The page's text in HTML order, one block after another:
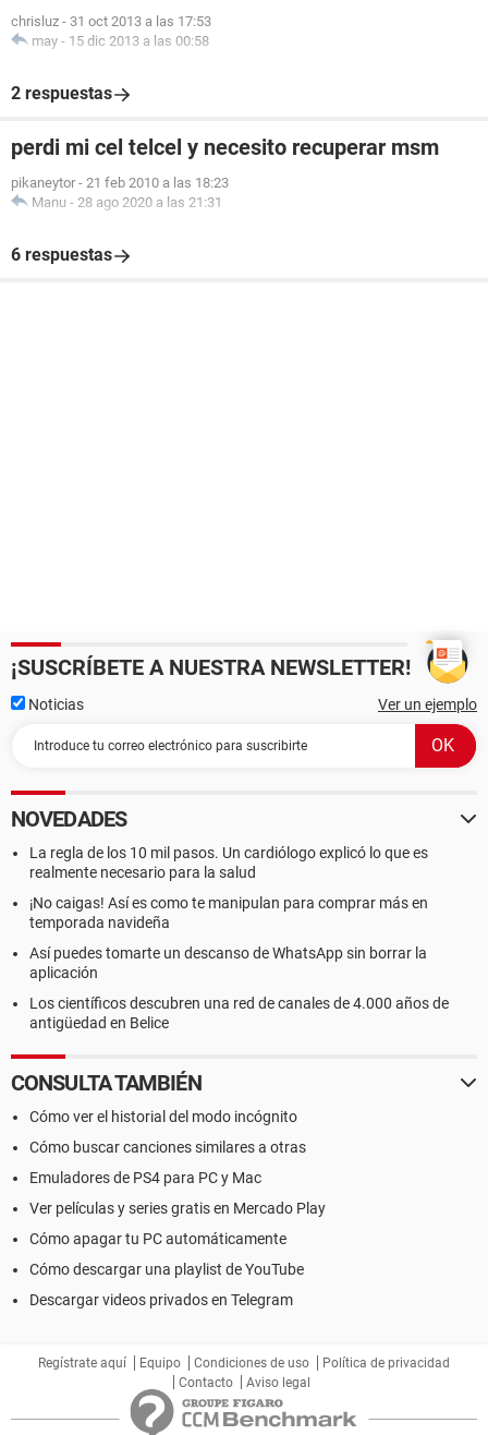
chrisluz - 31 oct 2013 a las 17:53
may - 15 dic 2013 a las 00:58
2 respuestas
perdi mi cel telcel y necesito recuperar msm
pikaneytor - 21 feb 2010 a las 18:23
Manu - 28 ago 2020 a las 21:31
6 respuestas
¡SUSCRÍBETE A NUESTRA NEWSLETTER!
Noticias Ver un ejemplo
NOVEDADES
La regla de los 10 mil pasos. Un cardiólogo explicó lo que es
realmente necesario para la salud
¡No caigas! Así es como te manipulan para comprar más en
temporada navideña
Así puedes tomarte un descanso de WhatsApp sin borrar la
aplicación
Los científicos descubren una red de canales de 4.000 años de
antigüedad en Belice
CONSULTA TAMBIÉN
Cómo ver el historial del modo incógnito
Cómo buscar canciones similares a otras
Emuladores de PS4 para PC y Mac
Ver películas y series gratis en Mercado Play
Cómo apagar tu PC automáticamente
Cómo descargar una playlist de YouTube
Descargar videos privados en Telegram
Regístrate aquí Equipo Condiciones de uso
Política de privacidad
Contacto
Aviso legal